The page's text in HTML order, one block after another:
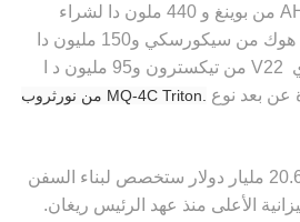
من بوينغ و 440 ملون دا لشراء
بلاك هوك من سيكورسكي و150 مليون دا
V22
من تيكسترون و95 مليون د ا
عن بعد نوع
MQ-4C Triton. من نورثروب
كما وافق القانون على 20.6 مليار دولار ستخصص لبناء السفن
الأعلى منذ عهد الرئيس ريغان.